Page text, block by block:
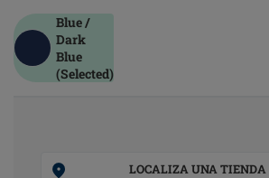
Blue /
Dark
Blue
(Selected)
LOCALIZA UNA TIENDA